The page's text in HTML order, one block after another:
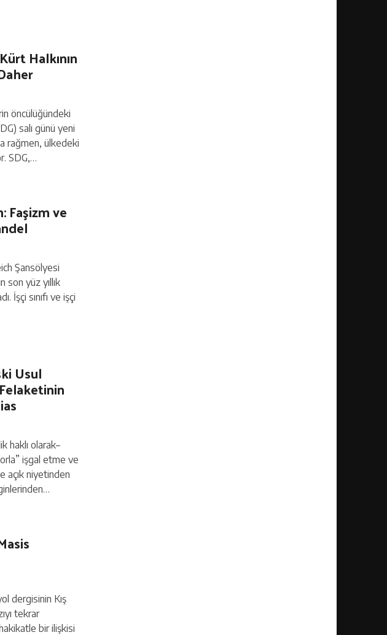
Halkının
öncülüğündeki
salı günü yeni
rağmen, ülkedeki
SDG,…
Faşizm ve
Şansölyesi
son yüz yıllık
İşçi sınıfı ve işçi
Usul
haklı olarak–
işgal etme ve
açık niyetinden
dergisinin Kış
tekrar
bir ilişkisi